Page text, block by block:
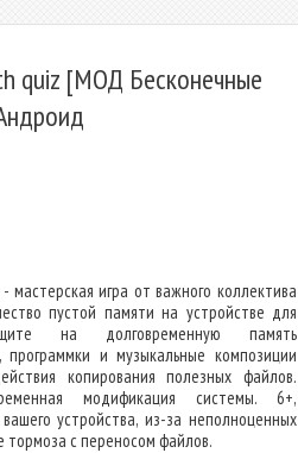
quiz [МОД Бесконечные
- мастерская игра от важного коллектива
пустой памяти на устройстве для
на долговременную память
программки и музыкальные композиции
копирования полезных файлов.
модификация системы. 6+,
устройства, из-за неполноценных
тормоза с переносом файлов.